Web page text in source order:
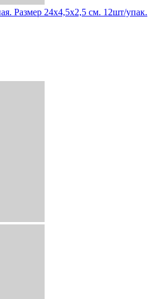
Размер 24x4,5x2,5 см. 12шт/упак.